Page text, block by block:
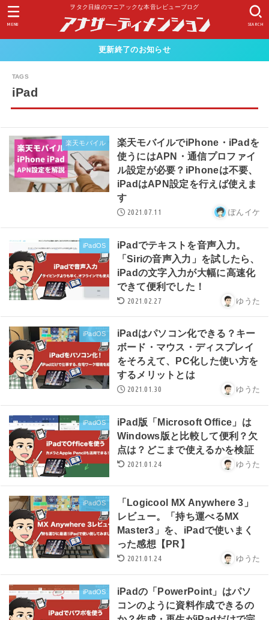
ヲタク目線のマニアックな本音レビューブログ
SEARCH
MENU
更新終了のお知らせ
iPad
楽天モバイル
楽天モバイルでiPhone・iPadを
使うにはAPN・通信プロファイ
ル設定が必要？iPhoneは不要、
iPadはAPN設定を行えば使えま
す
2021.07.11 ぽんイケ
iPadOS
iPadでテキストを音声入力。
「Siriの音声入力」を試したら、
iPadの文字入力が大幅に高速化
できて便利でした！
2021.02.27 ゆうた
iPadOS
iPadはパソコン化できる？キー
ボード・マウス・ディスプレイ
をそろえて、PC化した使い方を
するメリットとは
2021.01.30 ゆうた
iPadOS
iPad版「Microsoft Office」は
Windows版と比較して便利？欠
点は？どこまで使えるかを検証
2021.01.24 ゆうた
iPadOS
「Logicool MX Anywhere 3」
レビュー。「持ち運べるMX
Master3」を、iPadで使いまく
った感想【PR】
2021.01.24 ゆうた
iPadOS
iPadの「PowerPoint」はパソ
コンのように資料作成できるの